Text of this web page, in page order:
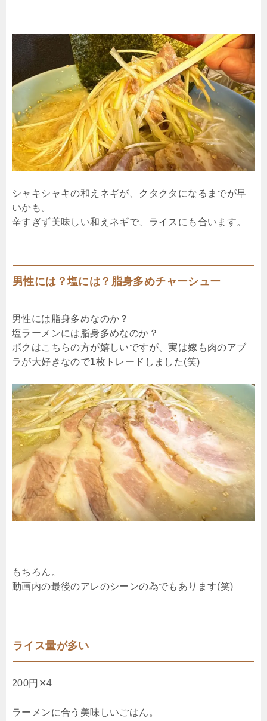
シャキシャキの和えネギが、クタクタになるまでが早
いかも。
辛すぎず美味しい和えネギで、ライスにも合います。
男性には？塩には？脂身多めチャーシュー
男性には脂身多めなのか？
塩ラーメンには脂身多めなのか？
ボクはこちらの方が嬉しいですが、実は嫁も肉のアブ
ラが大好きなので1枚トレードしました(笑)
もちろん。
動画内の最後のアレのシーンの為でもあります(笑)
ライス量が多い
200円✕4
ラーメンに合う美味しいごはん。